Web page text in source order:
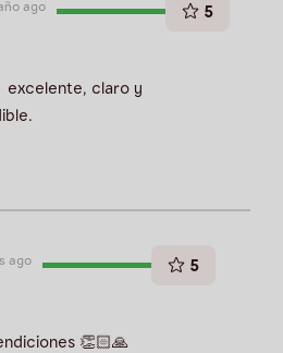
ago 5
excelente, claro y
ago 5
👏🏻🙏